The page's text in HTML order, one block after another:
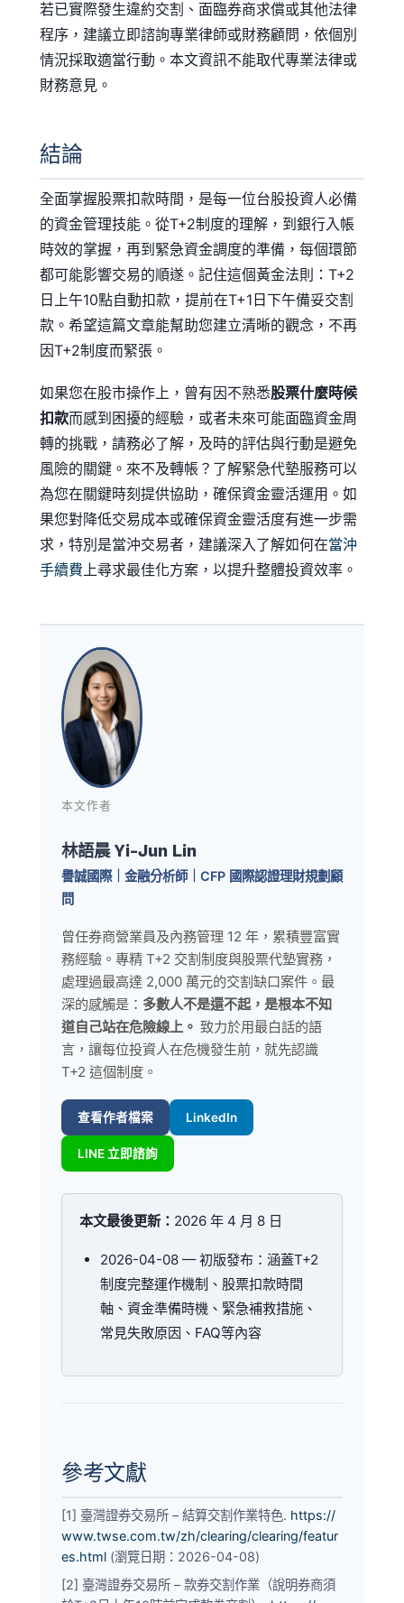
若已實際發生違約交割、面臨券商求償或其他法律
程序，建議立即諮詢專業律師或財務顧問，依個別
情況採取適當行動。本文資訊不能取代專業法律或
財務意見。
結論
全面掌握股票扣款時間，是每一位台股投資人必備
的資金管理技能。從T+2制度的理解，到銀行入帳
時效的掌握，再到緊急資金調度的準備，每個環節
都可能影響交易的順遂。記住這個黃金法則：T+2
日上午10點自動扣款，提前在T+1日下午備妥交割
款。希望這篇文章能幫助您建立清晰的觀念，不再
因T+2制度而緊張。
如果您在股市操作上，曾有因不熟悉股票什麼時候
扣款而感到困擾的經驗，或者未來可能面臨資金周
轉的挑戰，請務必了解，及時的評估與行動是避免
風險的關鍵。來不及轉帳？了解緊急代墊服務可以
為您在關鍵時刻提供協助，確保資金靈活運用。如
果您對降低交易成本或確保資金靈活度有進一步需
求，特別是當沖交易者，建議深入了解如何在當沖
手續費上尋求最佳化方案，以提升整體投資效率。
本文作者
林語晨 Yi-Jun Lin
譽誠國際｜金融分析師｜CFP 國際認證理財規劃顧
問
曾任券商營業員及內務管理 12 年，累積豐富實
務經驗。專精 T+2 交割制度與股票代墊實務，
處理過最高達 2,000 萬元的交割缺口案件。最
深的感觸是： 多數人不是還不起，是根本不知
道自己站在危險線上。 致力於用最白話的語
言，讓每位投資人在危機發生前，就先認識
T+2 這個制度。
查看作者檔案 LinkedIn
LINE 立即諮詢
本文最後更新： 2026 年 4 月 8 日
2026-04-08— 初版發布：涵蓋T+2
制度完整運作機制、股票扣款時間
軸、資金準備時機、緊急補救措施、
常見失敗原因、FAQ等內容
參考文獻
[1] 臺灣證券交易所 – 結算交割作業特色. https://
www.twse.com.tw/zh/clearing/clearing/featur
es.html (瀏覽日期：2026-04-08)
[2] 臺灣證券交易所 – 款券交割作業（說明券商須